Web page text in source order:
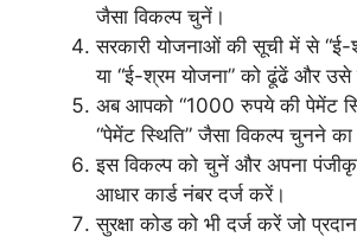
जैसा विकल्प चुनें।
सरकारी योजनाओं की सूची में से “ई-
या “ई-श्रम योजना” को ढूंढें और
अब आपको “1000 रुपये की पेमेंट
“पेमेंट स्थिति” जैसा विकल्प चुनने का
इस विकल्प को चुनें और अपना
आधार कार्ड नंबर दर्ज करें।
सुरक्षा कोड को भी दर्ज करें जो